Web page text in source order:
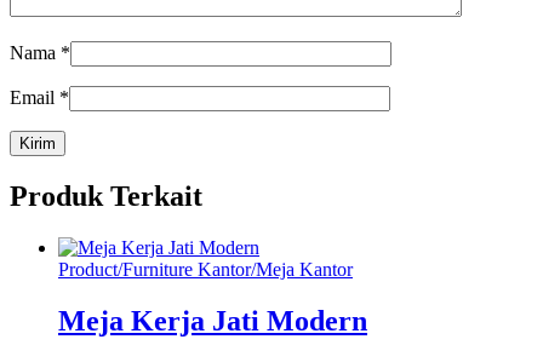
Nama *
Email *
Produk Terkait
Product/Furniture Kantor/Meja Kantor
Meja Kerja Jati Modern